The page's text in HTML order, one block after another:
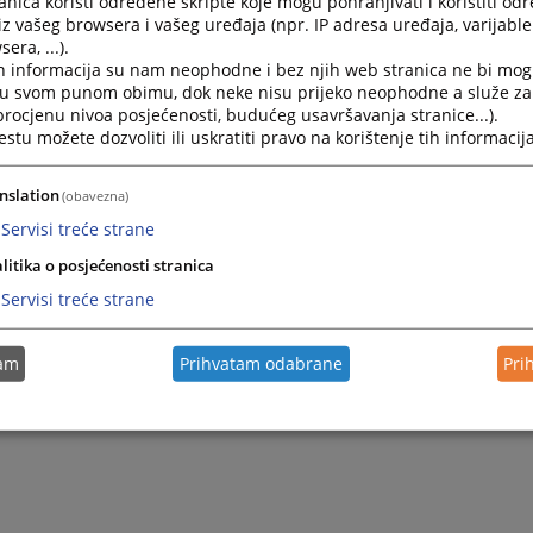
se da ćete zadovoljiti Vašu znatiželju i pronaći potrebne
sliku o našim uslugama.
SUDA
Mujkić
vašeg browsera i vašeg uređaja (npr. IP adresa uređaja,
...).
informacija su nam neophodne i bez njih web stranica ne bi
svom punom obimu, dok neke nisu prijeko neophodne a služe
nivoa posjećenosti, budućeg usavršavanja stranice...).
možete dozvoliti ili uskratiti pravo na korištenje tih
(obavezna)
Servisi treće strane
o posjećenosti stranica
Servisi treće strane
Prihvatam odabrane